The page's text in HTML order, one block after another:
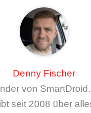
Denny Fischer
von
seit 2008 über